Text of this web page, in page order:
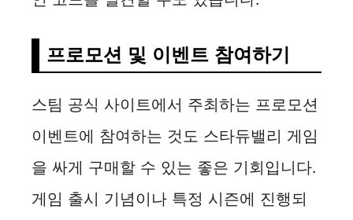
프로모션 및 이벤트 참여하기
스팀 공식 사이트에서 주최하는 프로모션
이벤트에 참여하는 것도 스타듀밸리 게임
을 싸게 구매할 수 있는 좋은 기회입니다.
게임 출시 기념이나 특정 시즌에 진행되